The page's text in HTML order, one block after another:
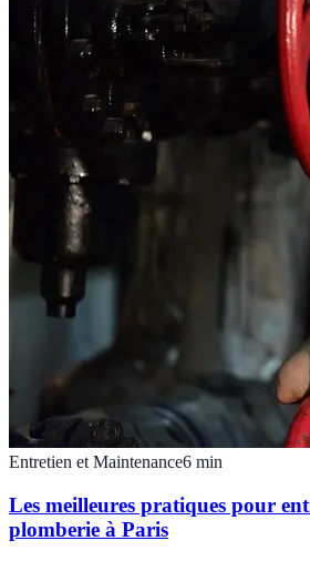
Entretien et Maintenance6 min
Les meilleures pratiques pour
plomberie à Paris